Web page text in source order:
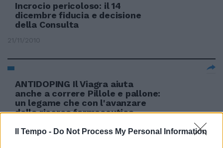
Il Tempo - Do Not Process My Personal Information
Incrocio pericoloso: il 14
dicembre fiducia e decisione
della Consulta
21/11/2010
ANTIDOPING Il Viagra aiuta
anche a correre Pillole e pallone:
un legame che con l'avanzare
della ricerca farmaceutica
20/06/2010